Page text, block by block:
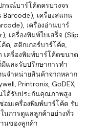
กรณ์บาร์โค้ดครบวงจร
Barcode), เครื่องสแกน
เครื่องอ่านบาร์
เครื่องพิมพ์ใบเสร็จ (Slip
ด, สติกเกอร์บาร์โค้ด,
เครื่องพิมพ์บาร์โค้ดขนาด
และรับปรึกษาการทำ
จำหน่ายสินค้าจากหลาก
Printronix, GoDEX,
ได้รับประกันคุณภาพสูง
มเครื่องพิมพ์บาร์โค้ด รับ
นการดูแลลูกค้าอย่างทั่ว
นของลูกค้า